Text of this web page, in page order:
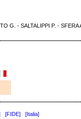
G. - SALTALIPPI P. -
[FIDE]
[Italia]